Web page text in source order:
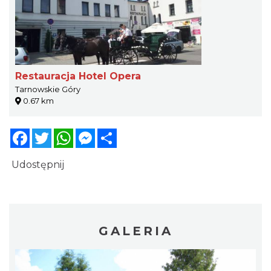
Restauracja Hotel Opera
Tarnowskie Góry
0.67 km
FacebookTwitterWhatsAppMessenger
Udostępnij
GALERIA